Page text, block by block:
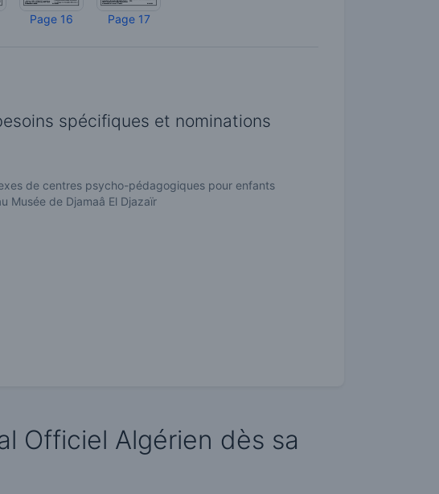
Page 16 Page 17
spécifiques et nominations
de centres psycho-pédagogiques pour enfants
Musée de Djamaâ El Djazaïr
Officiel Algérien dès sa